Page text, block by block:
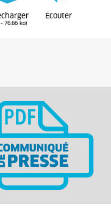
- 76.66 ko)
Écouter